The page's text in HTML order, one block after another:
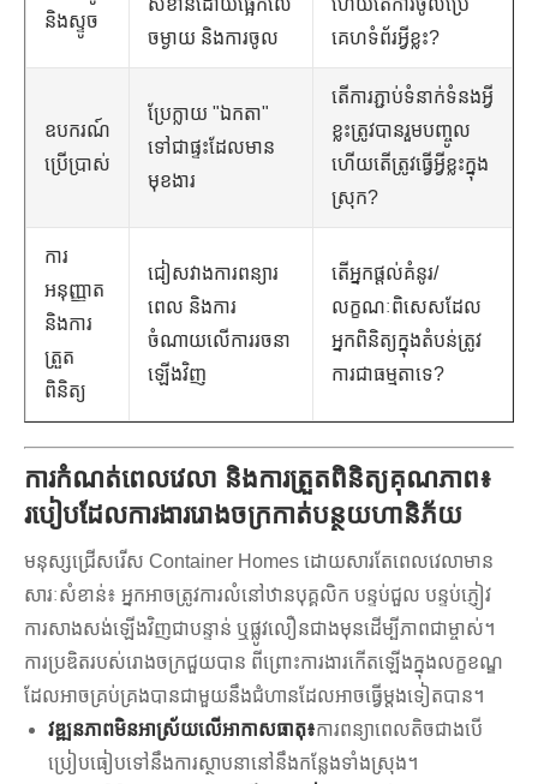
និងស្ទូច
សំខាន់ដោយផ្អែកលើ
ចម្ងាយ និងការចូល
ហើយតើការចូលប្រើ
គេហទំព័រអ្វីខ្លះ?
ឧបករណ៍
ប្រើប្រាស់
ប្រែក្លាយ "ឯកតា"
ទៅជាផ្ទះដែលមាន
មុខងារ
តើ​ការ​ភ្ជាប់​ទំនាក់ទំនង​អ្វី
ខ្លះ​ត្រូវ​បាន​រួម​បញ្ចូល
ហើយ​តើ​ត្រូវ​ធ្វើ​អ្វីខ្លះ​ក្នុង​
ស្រុក?
ការ
អនុញ្ញាត
និងការ
ត្រួត
ពិនិត្យ
ជៀសវាងការពន្យារ
ពេល និងការ
ចំណាយលើការរចនា
ឡើងវិញ
តើ​អ្នក​ផ្តល់​គំនូរ/
លក្ខណៈ​ពិសេស​ដែល​
អ្នក​ពិនិត្យ​ក្នុង​តំបន់​ត្រូវ​
ការ​ជា​ធម្មតា​ទេ?
ការកំណត់ពេលវេលា និងការត្រួតពិនិត្យគុណភាព៖
របៀបដែលការងាររោងចក្រកាត់បន្ថយហានិភ័យ
មនុស្សជ្រើសរើស Container Homes ដោយសារតែពេលវេលាមាន
សារៈសំខាន់៖ អ្នកអាចត្រូវការលំនៅឋានបុគ្គលិក បន្ទប់ជួល បន្ទប់ភ្ញៀវ
ការសាងសង់ឡើងវិញជាបន្ទាន់ ឬផ្លូវលឿនជាងមុនដើម្បីភាពជាម្ចាស់។
ការប្រឌិតរបស់រោងចក្រជួយបាន ពីព្រោះការងារកើតឡើងក្នុងលក្ខខណ្ឌ
ដែលអាចគ្រប់គ្រងបានជាមួយនឹងជំហានដែលអាចធ្វើម្តងទៀតបាន។
វឌ្ឍនភាពមិនអាស្រ័យលើអាកាសធាតុ៖ការពន្យាពេលតិចជាងបើ
ប្រៀបធៀបទៅនឹងការស្ថាបនានៅនឹងកន្លែងទាំងស្រុង។